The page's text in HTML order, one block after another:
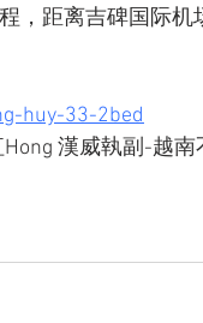
，距离吉碑国际
huy-33-2bed
漢威執副-越南